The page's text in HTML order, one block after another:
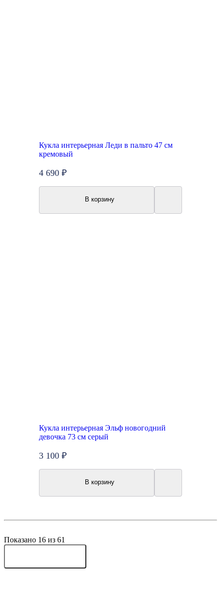
Кукла интерьерная Леди в пальто 47 см
кремовый
4 690 ₽
В корзину
Кукла интерьерная Эльф новогодний
девочка 73 см серый
3 100 ₽
В корзину
Показано 16 из 61